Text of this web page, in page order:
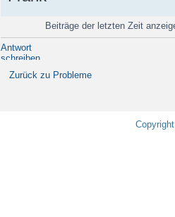
Beiträge der letzten Zeit
Antwort
schreiben
Zurück zu Probleme